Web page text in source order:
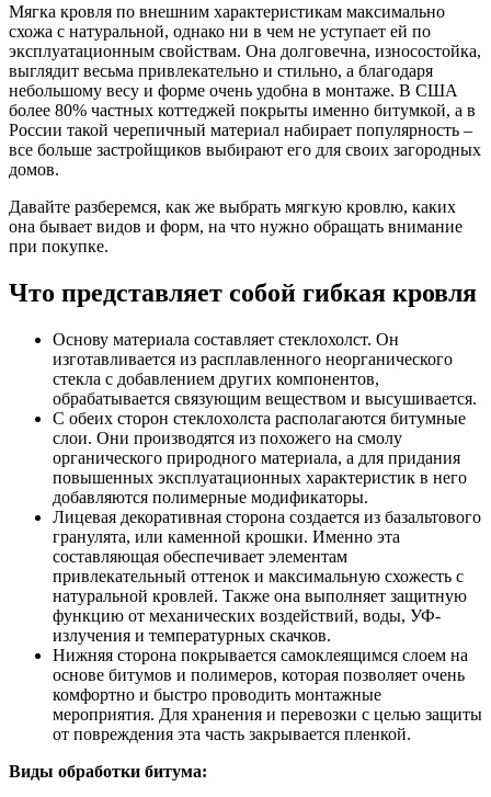
Мягка кровля по внешним характеристикам максимально
схожа с натуральной, однако ни в чем не уступает ей по
эксплуатационным свойствам. Она долговечна, износостойка,
выглядит весьма привлекательно и стильно, а благодаря
небольшому весу и форме очень удобна в монтаже. В США
более 80% частных коттеджей покрыты именно битумкой, а в
России такой черепичный материал набирает популярность –
все больше застройщиков выбирают его для своих загородных
домов.
Давайте разберемся, как же выбрать мягкую кровлю, каких
она бывает видов и форм, на что нужно обращать внимание
при покупке.
Что представляет собой гибкая кровля
Основу материала составляет стеклохолст. Он
изготавливается из расплавленного неорганического
стекла с добавлением других компонентов,
обрабатывается связующим веществом и высушивается.
С обеих сторон стеклохолста располагаются битумные
слои. Они производятся из похожего на смолу
органического природного материала, а для придания
повышенных эксплуатационных характеристик в него
добавляются полимерные модификаторы.
Лицевая декоративная сторона создается из базальтового
гранулята, или каменной крошки. Именно эта
составляющая обеспечивает элементам
привлекательный оттенок и максимальную схожесть с
натуральной кровлей. Также она выполняет защитную
функцию от механических воздействий, воды, УФ-
излучения и температурных скачков.
Нижняя сторона покрывается самоклеящимся слоем на
основе битумов и полимеров, которая позволяет очень
комфортно и быстро проводить монтажные
мероприятия. Для хранения и перевозки с целью защиты
от повреждения эта часть закрывается пленкой.
Виды обработки битума: